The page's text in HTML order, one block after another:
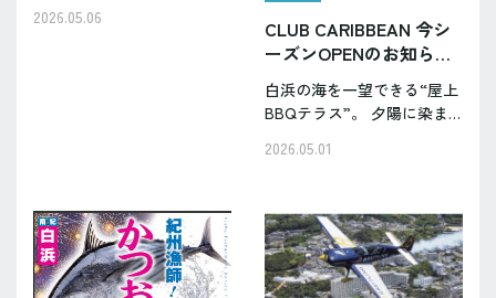
ャーマンズワーフ白浜の屋
2026.05.06
CLUB CARIBBEAN 今シ
ーズンOPENのお知ら
せ！
白浜の海を一望できる“屋上
BBQテラス”。 夕陽に染ま
たっぷりのBBQを楽しめる
ったり、リゾート気分で過
ごす贅沢な時間を。 白…
2026.05.01